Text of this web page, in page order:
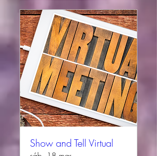
Show and Tell Virtual